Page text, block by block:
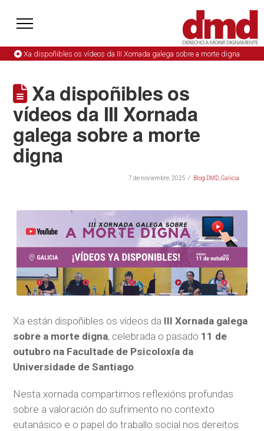
Xa dispoñibles os vídeos da III Xornada galega sobre a morte digna
Xa dispoñibles os
vídeos da III Xornada
galega sobre a morte
digna
7 de noviembre, 2025 Blog DMD, Galicia
Xa están dispoñibles os vídeos da III Xornada galega
sobre a morte digna, celebrada o pasado 11 de
outubro na Facultade de Psicoloxía da
Universidade de Santiago.
Nesta xornada compartimos reflexións profundas
sobre a valoración do sufrimento no contexto
eutanásico e o papel do traballo social nos dereitos